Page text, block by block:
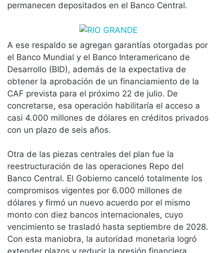
permanecen depositados en el Banco Central.
A ese respaldo se agregan garantías otorgadas por
el Banco Mundial y el Banco Interamericano de
Desarrollo (BID), además de la expectativa de
obtener la aprobación de un financiamiento de la
CAF prevista para el próximo 22 de julio. De
concretarse, esa operación habilitaría el acceso a
casi 4.000 millones de dólares en créditos privados
con un plazo de seis años.
Otra de las piezas centrales del plan fue la
reestructuración de las operaciones Repo del
Banco Central. El Gobierno canceló totalmente los
compromisos vigentes por 6.000 millones de
dólares y firmó un nuevo acuerdo por el mismo
monto con diez bancos internacionales, cuyo
vencimiento se trasladó hasta septiembre de 2028.
Con esta maniobra, la autoridad monetaria logró